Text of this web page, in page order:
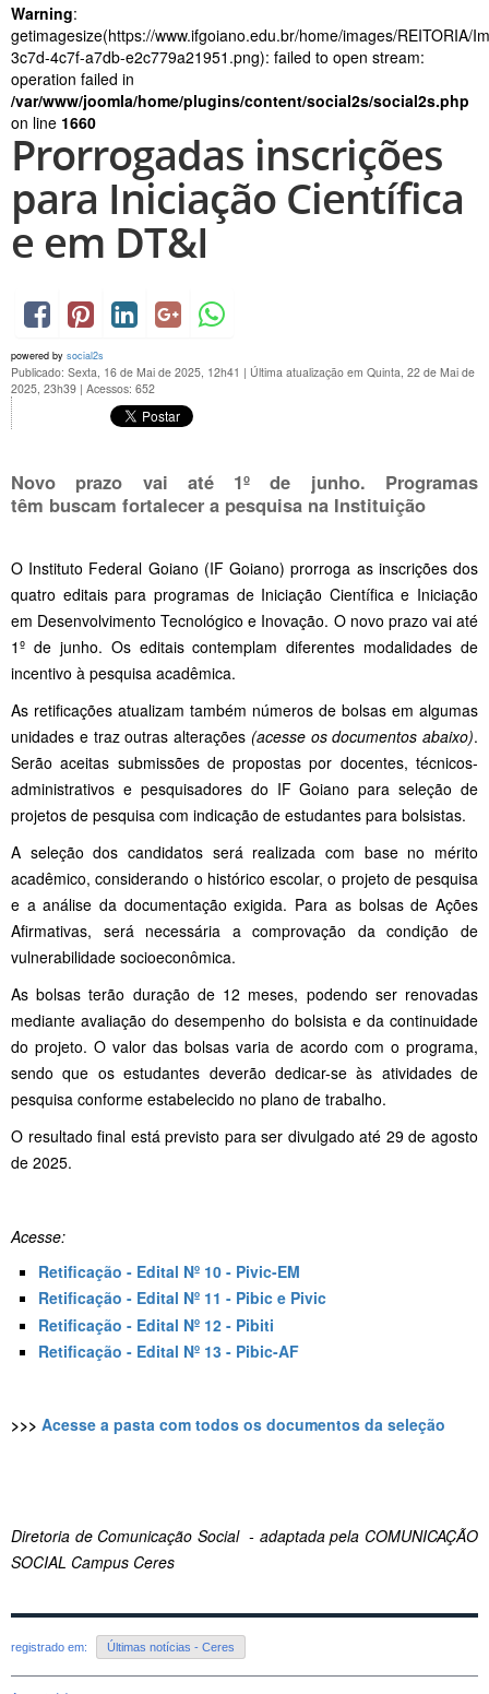
Warning:
getimagesize(https://www.ifgoiano.edu.br/home/images/REITORIA/
3c7d-4c7f-a7db-e2c779a21951.png): failed to open stream:
operation failed in
/var/www/joomla/home/plugins/content/social2s/social2s.php
on line 1660
Prorrogadas inscrições
para Iniciação Científica
e em DT&I
powered by social2s
Publicado: Sexta, 16 de Mai de 2025, 12h41 | Última atualização em Quinta, 22 de Mai de
2025, 23h39 | Acessos: 652
Novo prazo vai até 1º de junho. Programas
têm buscam fortalecer a pesquisa na Instituição
O Instituto Federal Goiano (IF Goiano) prorroga as inscrições dos
quatro editais para programas de Iniciação Científica e Iniciação
em Desenvolvimento Tecnológico e Inovação. O novo prazo vai até
1º de junho. Os editais contemplam diferentes modalidades de
incentivo à pesquisa acadêmica.
As retificações atualizam também números de bolsas em algumas
unidades e traz outras alterações (acesse os documentos abaixo).
Serão aceitas submissões de propostas por docentes, técnicos-
administrativos e pesquisadores do IF Goiano para seleção de
projetos de pesquisa com indicação de estudantes para bolsistas.
A seleção dos candidatos será realizada com base no mérito
acadêmico, considerando o histórico escolar, o projeto de pesquisa
e a análise da documentação exigida. Para as bolsas de Ações
Afirmativas, será necessária a comprovação da condição de
vulnerabilidade socioeconômica.
As bolsas terão duração de 12 meses, podendo ser renovadas
mediante avaliação do desempenho do bolsista e da continuidade
do projeto. O valor das bolsas varia de acordo com o programa,
sendo que os estudantes deverão dedicar-se às atividades de
pesquisa conforme estabelecido no plano de trabalho.
O resultado final está previsto para ser divulgado até 29 de agosto
de 2025.
Acesse:
Retificação - Edital Nº 10 - Pivic-EM
Retificação - Edital Nº 11 - Pibic e Pivic
Retificação - Edital Nº 12 - Pibiti
Retificação - Edital Nº 13 - Pibic-AF
>>> Acesse a pasta com todos os documentos da seleção
Diretoria de Comunicação Social - adaptada pela COMUNICAÇÃO
SOCIAL Campus Ceres
registrado em: Últimas notícias - Ceres